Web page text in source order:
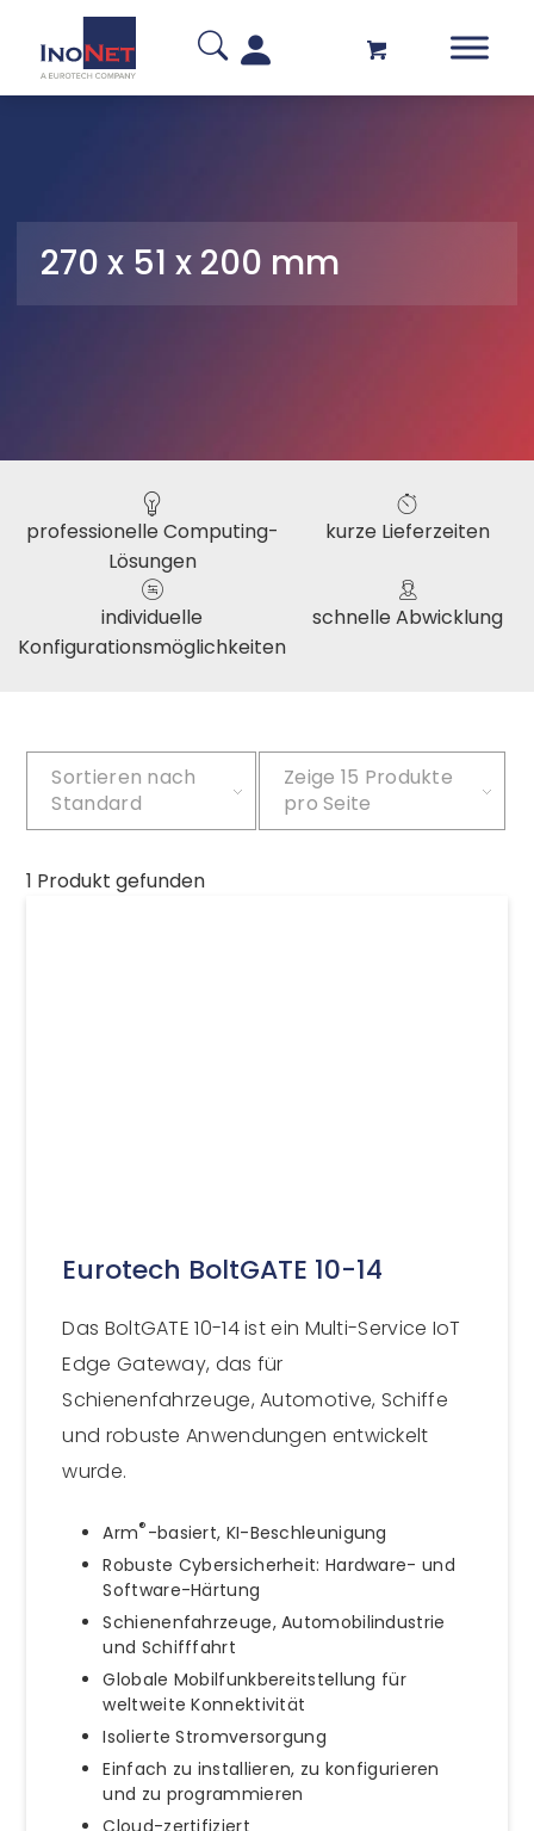
270 x 51 x 200 mm
professionelle Computing-
Lösungen
kurze Lieferzeiten
individuelle
Konfigurationsmöglichkeiten
schnelle Abwicklung
Sortieren nach
Standard
Zeige 15 Produkte
pro Seite
1 Produkt gefunden
Eurotech BoltGATE 10-14
Das BoltGATE 10-14 ist ein Multi-Service IoT
Edge Gateway, das für
Schienenfahrzeuge, Automotive, Schiffe
und robuste Anwendungen entwickelt
wurde.
Arm®-basiert, KI-Beschleunigung
Robuste Cybersicherheit: Hardware- und
Software-Härtung
Schienenfahrzeuge, Automobilindustrie
und Schifffahrt
Globale Mobilfunkbereitstellung für
weltweite Konnektivität
Isolierte Stromversorgung
Einfach zu installieren, zu konfigurieren
und zu programmieren
Cloud-zertifiziert